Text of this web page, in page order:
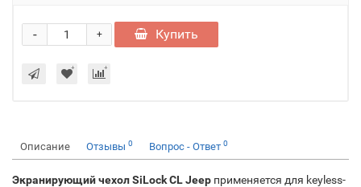
+
- Купить
Описание Отзывы 0 Вопрос - Ответ 0
Экранирующий чехол SiLock CL Jeep применяется для keyless-